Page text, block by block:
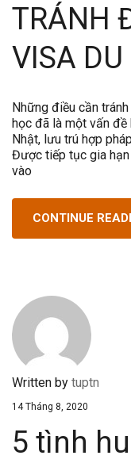
TRÁNH
VISA DU
Những điều cần
học đã là một vấn
Nhật, lưu trú hợp
Được tiếp tục gia
vào
CONTINUE
Written by tuptn
14 Tháng 8, 2020
5 tình